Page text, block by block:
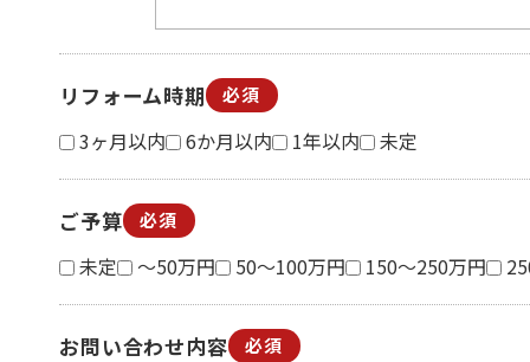
リフォーム時期 必須
3ヶ月以内 6か月以内 1年以内 未定
ご予算 必須
未定 ～50万円 50～100万円 150～250万円
お問い合わせ内容 必須